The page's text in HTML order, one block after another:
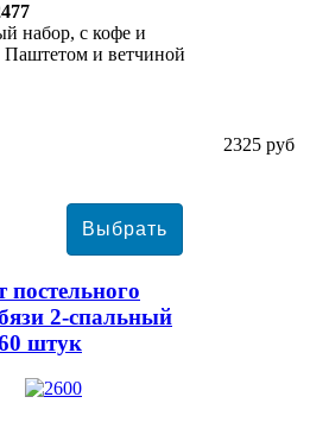
набор, с кофе и
и ветчиной
2325 руб
постельного
2-спальный
штук